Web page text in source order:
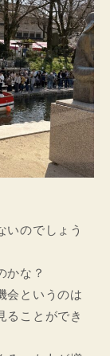
いのでしょう
かな？
会というのは
ることができ